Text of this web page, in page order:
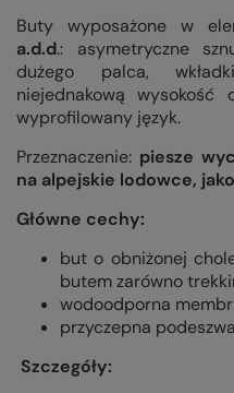
Buty wyposażone w
a.d.d.: asymetryczne
dużego palca,
niejednakową wysokość
wyprofilowany język.
Przeznaczenie: piesze
na alpejskie lodowce,
Główne cechy:
but o obniżonej
butem zarówno
wodoodporna
przyczepna
Szczegóły: